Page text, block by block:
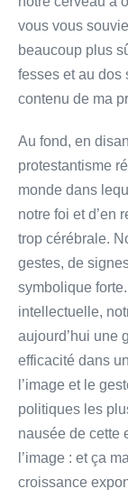
vous vous
beaucoup plus
fesses et au dos
contenu de ma
Au fond, en
protestantisme
monde dans
notre foi et d’en
trop cérébrale.
gestes, de
symbolique
intellectuelle,
aujourd’hui une
efficacité dans
l’image et le
politiques les
nausée de cette
l’image : et ça
croissance